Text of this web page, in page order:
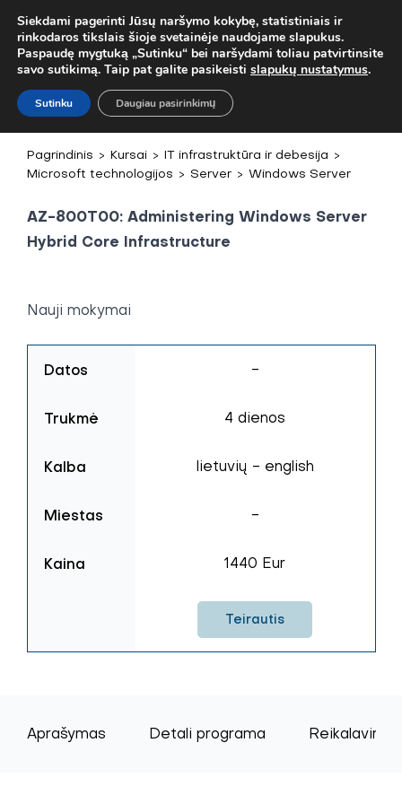
MOB. TEL.+37067579127 ARBA EL. P. MOKYMAI@BKA.LT
Pagrindinis > Kursai > IT infrastruktūra ir debesija >
Microsoft technologijos > Server > Windows Server
AZ-800T00: Administering Windows Server
Hybrid Core Infrastructure
Nauji mokymai
Datos -
Trukmė 4 dienos
Kalba lietuvių - english
Miestas -
Kaina 1440 Eur
Teirautis
Aprašymas Detali programa
Siekdami pagerinti Jūsų naršymo kokybę, statistiniais ir
rinkodaros tikslais šioje svetainėje naudojame slapukus.
Paspaudę mygtuką „Sutinku“ bei naršydami toliau patvirtinsite
savo sutikimą. Taip pat galite pasikeisti slapukų nustatymus.
Sutinku Daugiau pasirinkimų